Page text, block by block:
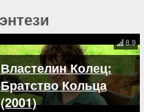
Властелин Колец:
Братство Кольца
(2001)
8.9